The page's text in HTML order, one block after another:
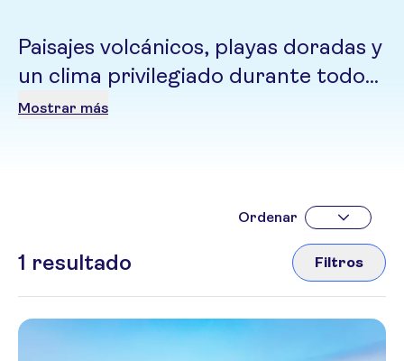
Paisajes volcánicos, playas doradas y
un clima privilegiado durante todo
el año que invita a descansar,
Mostrar más
1 resultado
Ordenar
Filtros